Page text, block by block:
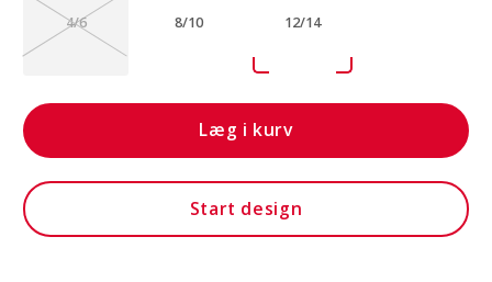
4/6 8/10 12/14
Læg i kurv
Start design